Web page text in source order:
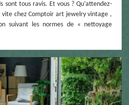
sont tous ravis. Et vous ? Qu’attendez-
vite chez Comptoir art jewelry vintage ,
suivant les normes de « nettoyage